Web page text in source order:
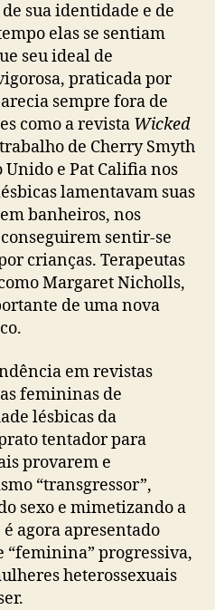
sua identidade e de
elas se sentiam
seu ideal de
praticada por
sempre fora de
como a revista Wicked
de Cherry Smyth
Unido e Pat Califia nos
lamentavam suas
banheiros, nos
sentir-se
crianças. Terapeutas
Margaret Nicholls,
de uma nova
em revistas
femininas de
lésbicas da
tentador para
provarem e
“transgressor”,
sexo e mimetizando a
agora apresentado
“feminina” progressiva,
heterossexuais